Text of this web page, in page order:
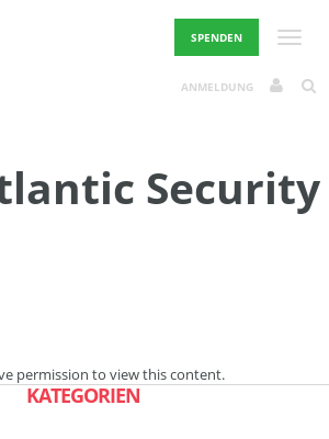
SPENDEN
ANMELDUNG
Security
permission to view this content.
KATEGORIEN